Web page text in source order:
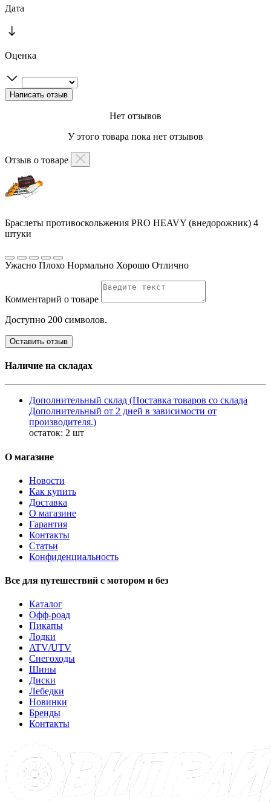
Дата
Оценка
Нет отзывов
У этого товара пока нет отзывов
Отзыв о товаре
Браслеты противоскольжения PRO HEAVY (внедорожник) 4
штуки
Ужасно Плохо Нормально Хорошо Отлично
Комментарий о товаре
Доступно 200 символов.
Оставить отзыв
Наличие на складах
Дополнительный склад (Поставка товаров со склада
Дополнительный от 2 дней в зависимости от
производителя.)
остаток: 2 шт
О магазине
Новости
Как купить
Доставка
О магазине
Гарантия
Контакты
Статьи
Конфиденциальность
Все для путешествий с мотором и без
Каталог
Офф-роад
Пикапы
Лодки
ATV/UTV
Снегоходы
Шины
Диски
Лебедки
Новинки
Бренды
Контакты